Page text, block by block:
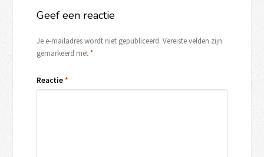
Geef een reactie
Je e-mailadres wordt niet gepubliceerd. Vereiste velden zijn
gemarkeerd met*
Reactie*